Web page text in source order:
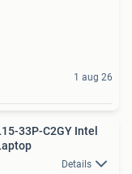
1 aug 26
33P-C2GY Intel
Details